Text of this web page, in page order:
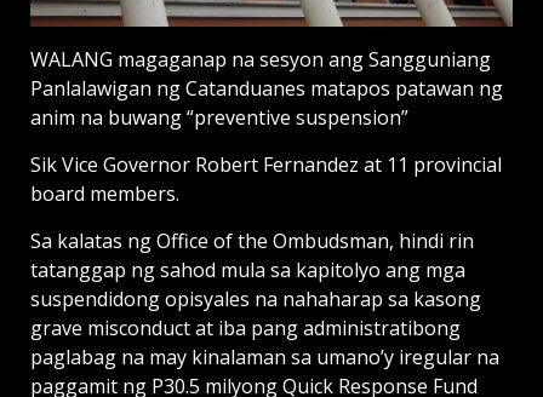
WALANG magaganap na sesyon ang Sangguniang
Panlalawigan ng Catanduanes matapos patawan ng
anim na buwang “preventive suspension”
Sik Vice Governor Robert Fernandez at 11 provincial
board members.
Sa kalatas ng Office of the Ombudsman, hindi rin
tatanggap ng sahod mula sa kapitolyo ang mga
suspendidong opisyales na nahaharap sa kasong
grave misconduct at iba pang administratibong
paglabag na may kinalaman sa umano’y iregular na
paggamit ng P30.5 milyong Quick Response Fund